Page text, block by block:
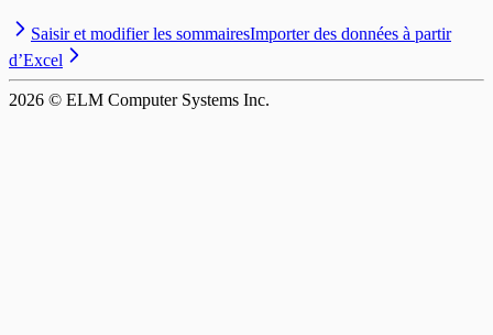
Saisir et modifier les sommairesImporter des données à partir
d’Excel
2026 © ELM Computer Systems Inc.